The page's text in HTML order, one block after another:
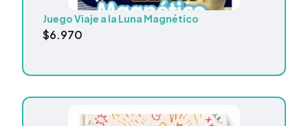
Juego Viaje a la Luna Magnético
$6.970